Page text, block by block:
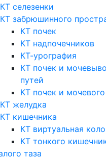
КТ селезенки
КТ забрюшинного
КТ почек
КТ надпочечников
КТ-урография
КТ почек и
путей
КТ почек и
КТ желудка
КТ кишечника
КТ виртуальная
КТ тонкого
таза